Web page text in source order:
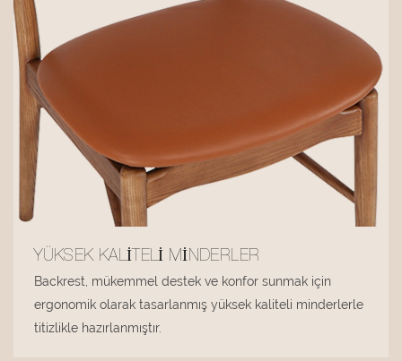
YÜKSEK KALITELI MINDERLER
Backrest, mükemmel destek ve konfor sunmak için
ergonomik olarak tasarlanmış yüksek kaliteli minderlerle
titizlikle hazırlanmıştır.